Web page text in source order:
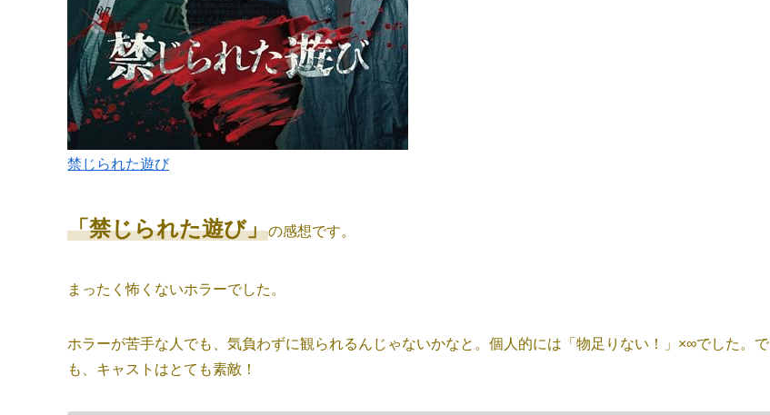
禁じられた遊び
「禁じられた遊び」の感想です。
まったく怖くないホラーでした。
ホラーが苦手な人でも、気負わずに観られるんじゃないかなと。個人的には「物足りない！」×∞でした。で
も、キャストはとても素敵！